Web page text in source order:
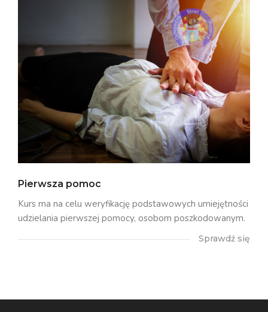
Pierwsza pomoc
Kurs ma na celu weryfikację podstawowych umiejętności
udzielania pierwszej pomocy, osobom poszkodowanym.
Sprawdź się